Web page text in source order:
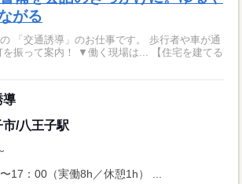
がる
誘導」のお仕事です。 歩行者や車が通
く現場は... 【住宅を建てる
導
/八王子駅
17：00（実働8h／休憩1h） ...